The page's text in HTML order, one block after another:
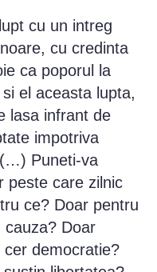
cu un intreg
cu credinta
ca poporul la
el aceasta lupta,
lasa infrant de
impotriva
Puneti-va
peste care zilnic
ce? Doar pentru
cauza? Doar
democratie?